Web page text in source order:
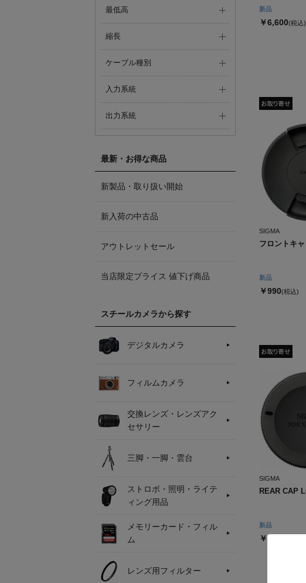
最低高
縮長
ケーブル種別
入力系統
出力系統
最新・お得な商品
新製品・取り扱い開始
新入荷の中古品
アウトレットセール
当店限定プライス 値下げ商品
スチールカメラから探す
デジタルカメラ
フィルムカメラ
交換レンズ・レンズアク
セサリー
三脚・一脚・雲台
ストロボ・照明・ライテ
ィング用品
メモリーカード・フィル
ム
レンズ用フィルター
新品
￥6,600(税込)
新品
SIGMA
フロントキ
￥990(税込)
新品
SIGMA
REAR CAP
￥792